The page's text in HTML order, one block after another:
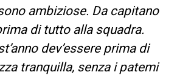
ambiziose. Da capitano
di tutto alla squadra.
dev’essere prima di
tranquilla, senza i patemi